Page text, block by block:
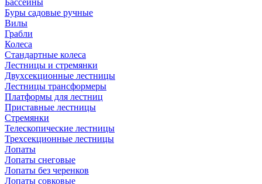
Бассейны
Буры садовые ручные
Вилы
Грабли
Колеса
Стандартные колеса
Лестницы и стремянки
Двухсекционные лестницы
Лестницы трансформеры
Платформы для лестниц
Приставные лестницы
Стремянки
Телескопические лестницы
Трехсекционные лестницы
Лопаты
Лопаты снеговые
Лопаты без черенков
Лопаты совковые